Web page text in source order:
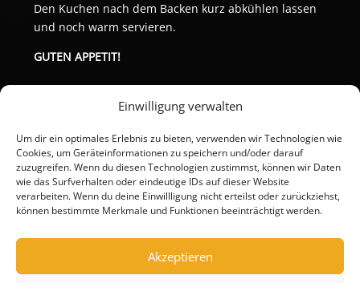
Einwilligung verwalten
Um dir ein optimales Erlebnis zu bieten, verwenden wir Technologien wie
Cookies, um Geräteinformationen zu speichern und/oder darauf
zuzugreifen. Wenn du diesen Technologien zustimmst, können wir Daten
wie das Surfverhalten oder eindeutige IDs auf dieser Website
verarbeiten. Wenn du deine Einwillligung nicht erteilst oder zurückziehst,
können bestimmte Merkmale und Funktionen beeinträchtigt werden.
Akzeptieren
Den Kuchen nach dem Backen kurz abkühlen lassen
und noch warm servieren.
GUTEN APPETIT!